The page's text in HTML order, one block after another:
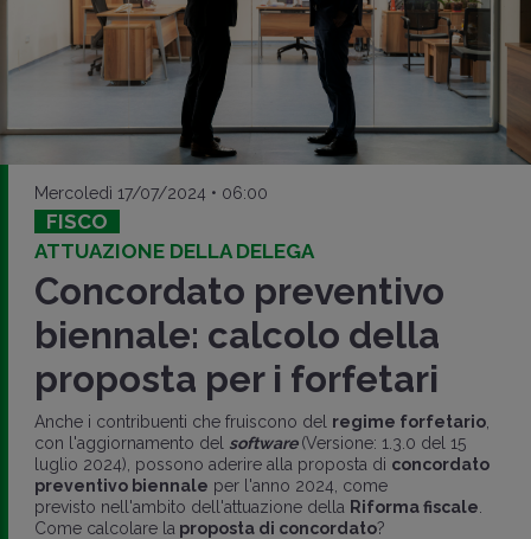
Mercoledì 17/07/2024 • 06:00
FISCO
ATTUAZIONE DELLA DELEGA
Concordato preventivo
biennale: calcolo della
proposta per i forfetari
Anche i contribuenti che fruiscono del regime forfetario,
con l'aggiornamento del software(Versione: 1.3.0 del 15
luglio 2024), possono aderire alla proposta di concordato
preventivo biennale per l'anno 2024, come
previsto nell'ambito dell'attuazione della Riforma fiscale
Come calcolare la proposta di concordato?